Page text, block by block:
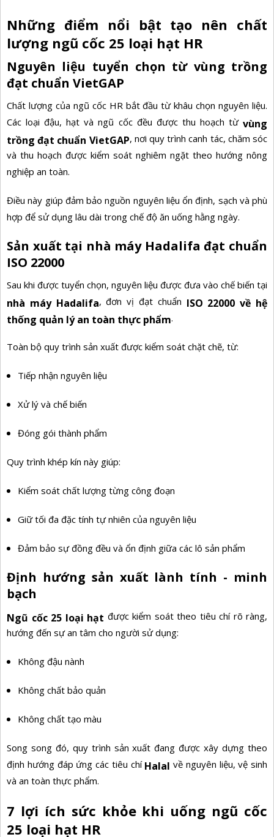
Những điểm nổi bật tạo nên chất
lượng ngũ cốc 25 loại hạt HR
Nguyên liệu tuyển chọn từ vùng trồng
đạt chuẩn VietGAP
Chất lượng của ngũ cốc HR bắt đầu từ khâu chọn nguyên liệu.
Các loại đậu, hạt và ngũ cốc đều được thu hoạch từ vùng
trồng đạt chuẩn VietGAP, nơi quy trình canh tác, chăm sóc
và thu hoạch được kiểm soát nghiêm ngặt theo hướng nông
nghiệp an toàn.
Điều này giúp đảm bảo nguồn nguyên liệu ổn định, sạch và phù
hợp để sử dụng lâu dài trong chế độ ăn uống hằng ngày.
Sản xuất tại nhà máy Hadalifa đạt chuẩn
ISO 22000
Sau khi được tuyển chọn, nguyên liệu được đưa vào chế biến tại
nhà máy Hadalifa, đơn vị đạt chuẩn ISO 22000 về hệ
thống quản lý an toàn thực phẩm.
Toàn bộ quy trình sản xuất được kiểm soát chặt chẽ, từ:
Tiếp nhận nguyên liệu
Xử lý và chế biến
Đóng gói thành phẩm
Quy trình khép kín này giúp:
Kiểm soát chất lượng từng công đoạn
Giữ tối đa đặc tính tự nhiên của nguyên liệu
Đảm bảo sự đồng đều và ổn định giữa các lô sản phẩm
Định hướng sản xuất lành tính - minh
bạch
Ngũ cốc 25 loại hạt được kiểm soát theo tiêu chí rõ ràng,
hướng đến sự an tâm cho người sử dụng:
Không đậu nành
Không chất bảo quản
Không chất tạo màu
Song song đó, quy trình sản xuất đang được xây dựng theo
định hướng đáp ứng các tiêu chí Halal về nguyên liệu, vệ sinh
và an toàn thực phẩm.
7 lợi ích sức khỏe khi uống ngũ cốc
25 loại hạt HR